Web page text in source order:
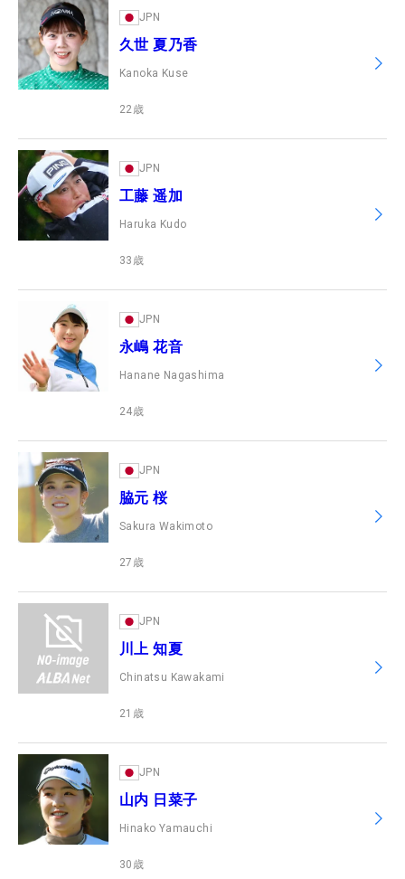
JPN
久世 夏乃香
Kanoka Kuse
22歳
JPN
工藤 遥加
Haruka Kudo
33 歳
JPN
永嶋 花音
Hanane Nagashima
24歳
JPN
脇元 桜
Sakura Wakimoto
27 歳
JPN
川上 知夏
Chinatsu Kawakami
21 歳
JPN
山内 日菜子
Hinako Yamauchi
30 歳